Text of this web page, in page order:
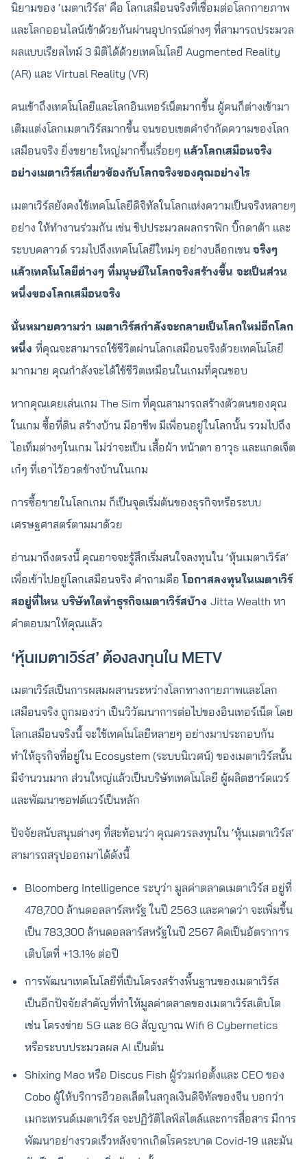
นิยามของ ‘เมตาเวิร์ส’ คือ โลกเสมือนจริงที่เชื่อมต่อโลกกายภาพ
และโลกออนไลน์เข้าด้วยกันผ่านอุปกรณ์ต่างๆ ที่สามารถประมวล
ผลแบบเรียลไทม์ 3 มิติได้ด้วยเทคโนโลยี Augmented Reality
(AR) และ Virtual Reality (VR)
คนเข้าถึงเทคโนโลยีและโลกอินเทอร์เน็ตมากขึ้น ผู้คนก็ต่างเข้ามา
เติมแต่งโลกเมตาเวิร์สมากขึ้น จนขอบเขตคำจำกัดความของโลก
เสมือนจริง ยิ่งขยายใหญ่มากขึ้นเรื่อยๆ แล้วโลกเสมือนจริง
อย่างเมตาเวิร์สเกี่ยวข้องกับโลกจริงของคุณอย่างไร
เมตาเวิร์สยังคงใช้เทคโนโลยีดิจิทัลในโลกแห่งความเป็นจริงหลายๆ
อย่าง ให้ทำงานร่วมกัน เช่น ชิปประมวลผลกราฟิก บิ๊กดาต้า และ
ระบบคลาวด์ รวมไปถึงเทคโนโลยีใหม่ๆ อย่างบล็อกเชน จริงๆ
แล้วเทคโนโลยีต่างๆ ที่มนุษย์ในโลกจริงสร้างขึ้น จะเป็นส่วน
หนึ่งของโลกเสมือนจริง
นั่นหมายความว่า เมตาเวิร์สกำลังจะกลายเป็นโลกใหม่อีกโลก
หนึ่ง ที่คุณจะสามารถใช้ชีวิตผ่านโลกเสมือนจริงด้วยเทคโนโลยี
มากมาย คุณกำลังจะได้ใช้ชีวิตเหมือนในเกมที่คุณชอบ
หากคุณเคยเล่นเกม The Sim ที่คุณสามารถสร้างตัวตนของคุณ
ในเกม ซื้อที่ดิน สร้างบ้าน มีอาชีพ มีเพื่อนอยู่ในโลกนั้น รวมไปถึง
ไอเท็มต่างๆในเกม ไม่ว่าจะเป็น เสื้อผ้า หน้าตา อาวุธ และแกดเจ็ต
เก๋ๆ ที่เอาไว้อวดข้างบ้านในเกม
การซื้อขายในโลกเกม ก็เป็นจุดเริ่มต้นของธุรกิจหรือระบบ
เศรษฐศาสตร์ตามมาด้วย
อ่านมาถึงตรงนี้ คุณอาจจะรู้สึกเริ่มสนใจลงทุนใน ‘หุ้นเมตาเวิร์ส’
เพื่อเข้าไปอยู่โลกเสมือนจริง คำถามคือโอกาสลงทุนในเมตาเวิร์
สอยู่ที่ไหน บริษัทใดทำธุรกิจเมตาเวิร์สบ้าง Jitta Wealth หา
คำตอบมาให้คุณแล้ว
‘หุ้นเมตาเวิร์ส’ ต้องลงทุนใน METV
เมตาเวิร์สเป็นการผสมผสานระหว่างโลกทางกายภาพและโลก
เสมือนจริง ถูกมองว่า เป็นวิวัฒนาการต่อไปของอินเทอร์เน็ต โดย
โลกเสมือนจริงนี้ จะใช้เทคโนโลยีหลายๆ อย่างมาประกอบกัน
ทำให้ธุรกิจที่อยู่ใน Ecosystem (ระบบนิเวศน์) ของเมตาเวิร์สนั้น
มีจำนวนมาก ส่วนใหญ่แล้วเป็นบริษัทเทคโนโลยี ผู้ผลิตฮาร์ดแวร์
และพัฒนาซอฟต์แวร์เป็นหลัก
ปัจจัยสนับสนุนต่างๆ ที่สะท้อนว่า คุณควรลงทุนใน ‘หุ้นเมตาเวิร์ส’
สามารถสรุปออกมาได้ดังนี้
Bloomberg Intelligence ระบุว่า มูลค่าตลาดเมตาเวิร์ส อยู่ที่
478,700 ล้านดอลลาร์สหรัฐ ในปี 2563 และคาดว่า จะเพิ่มขึ้น
เป็น 783,300 ล้านดอลลาร์สหรัฐในปี 2567 คิดเป็นอัตราการ
เติบโตที่ +13.1% ต่อปี
การพัฒนาเทคโนโลยีที่เป็นโครงสร้างพื้นฐานของเมตาเวิร์ส
เป็นอีกปัจจัยสำคัญที่ทำให้มูลค่าตลาดของเมตาเวิร์สเติบโต
เช่น โครงข่าย 5G และ 6G สัญญาณ Wifi 6 Cybernetics
หรือระบบประมวลผล AI เป็นต้น
Shixing Mao หรือ Discus Fish ผู้ร่วมก่อตั้งและ CEO ของ
Cobo ผู้ให้บริการอีวอลเล็ตในสกุลเงินดิจิทัลของจีน บอกว่า
เมกะเทรนด์เมตาเวิร์ส จะปฏิวัติไลฟ์สไตล์และการสื่อสาร มีการ
พัฒนาอย่างรวดเร็วหลังจากเกิดโรคระบาด Covid-19 และมัน